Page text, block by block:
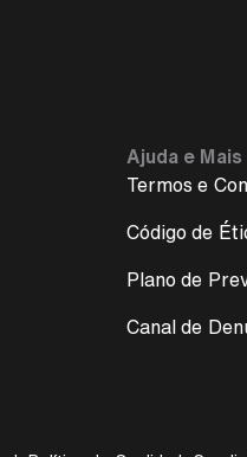
Ajuda e Mais
Termos e
Código de
Plano de
Canal de